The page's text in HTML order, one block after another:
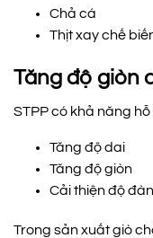
Chả cá
Thịt xay chế
Tăng độ giòn
STPP có khả năng
Tăng độ dai
Tăng độ giòn
Cải thiện độ
Trong sản xuất giò